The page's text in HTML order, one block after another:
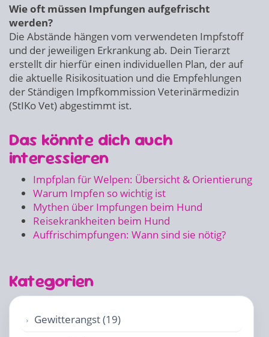
Wie oft müssen Impfungen aufgefrischt
werden?
Die Abstände hängen vom verwendeten Impfstoff
und der jeweiligen Erkrankung ab. Dein Tierarzt
erstellt dir hierfür einen individuellen Plan, der auf
die aktuelle Risikosituation und die Empfehlungen
der Ständigen Impfkommission Veterinärmedizin
(StIKo Vet) abgestimmt ist.
Das könnte dich auch
interessieren
Impfplan für Welpen: Übersicht & Orientierung
Warum Impfen so wichtig ist
Mythen über Impfungen beim Hund
Reisekrankheiten beim Hund
Auffrischimpfungen: Wann sind sie nötig?
Kategorien
Gewitterangst (19)